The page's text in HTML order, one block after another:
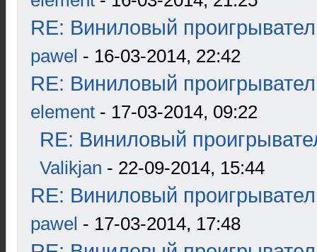
RE: Виниловый
pawel - 16-03-2014, 22:42
RE: Виниловый
element - 17-03-2014, 09:22
RE: Виниловый
Valikjan - 22-09-2014, 15:44
RE: Виниловый
pawel - 17-03-2014, 17:48